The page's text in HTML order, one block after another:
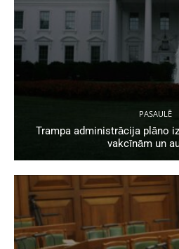
PASAULĒ
Trampa administrācija plāno
vakcīnām un